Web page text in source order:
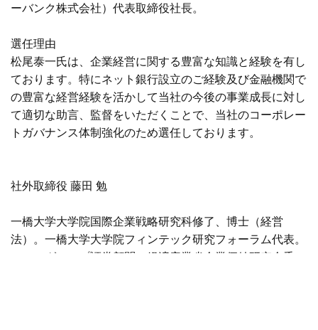
ーバンク株式会社）代表取締役社長。
選任理由
松尾泰一氏は、企業経営に関する豊富な知識と経験を有し
ております。特にネット銀行設立のご経験及び金融機関で
の豊富な経営経験を活かして当社の今後の事業成長に対し
て適切な助言、監督をいただくことで、当社のコーポレー
トガバナンス体制強化のため選任しております。
社外取締役 藤田 勉
一橋大学大学院国際企業戦略研究科修了、博士（経営
法）。一橋大学大学院フィンテック研究フォーラム代表。
シティグループ証券顧問。経済産業省企業価値研究会委